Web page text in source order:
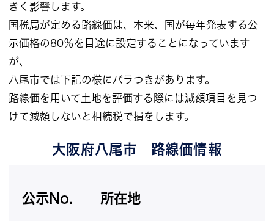
きく影響します。
国税局が定める路線価は、本来、国が毎年発表する公
示価格の80％を目途に設定することになっています
が、
八尾市では下記の様にバラつきがあります。
路線価を用いて土地を評価する際には減額項目を見つ
けて減額しないと相続税で損をします。
大阪府八尾市 路線価情報
公示No. 所在地